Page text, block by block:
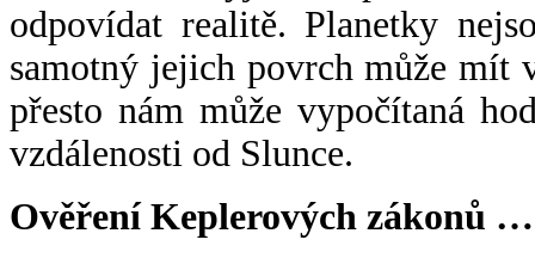
odpovídat realitě. Planetky
samotný jejich povrch může mít
přesto nám může vypočítaná
vzdálenosti od Slunce.
Ověření Keplerových zákonů …